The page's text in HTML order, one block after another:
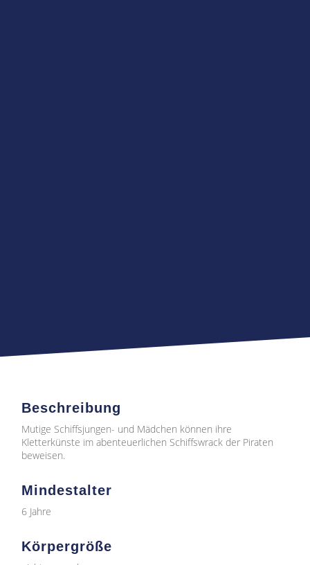
Beschreibung
Mutige Schiffsjungen- und Mädchen können ihre
Kletterkünste im abenteuerlichen Schiffswrack der Piraten
beweisen.
Mindestalter
6 Jahre
Körpergröße